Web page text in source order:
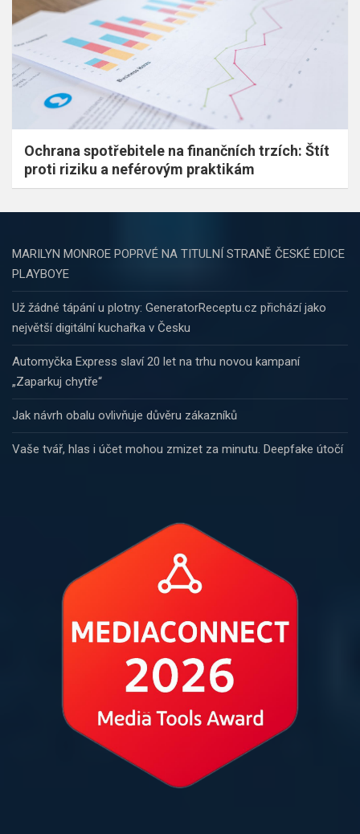
Ochrana spotřebitele na finančních trzích: Štít
proti riziku a neférovým praktikám
MARILYN MONROE POPRVÉ NA TITULNÍ STRANĚ ČESKÉ EDICE
PLAYBOYE
Už žádné tápání u plotny: GeneratorReceptu.cz přichází jako
největší digitální kuchařka v Česku
Automyčka Express slaví 20 let na trhu novou kampaní
„Zaparkuj chytře“
Jak návrh obalu ovlivňuje důvěru zákazníků
Vaše tvář, hlas i účet mohou zmizet za minutu. Deepfake útočí